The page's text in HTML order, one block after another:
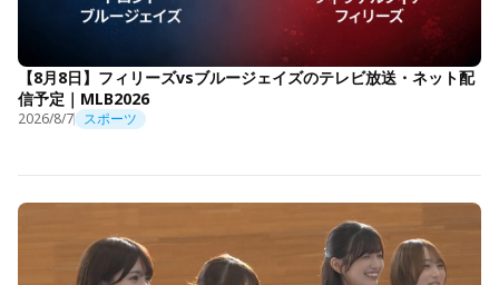
【8月8日】フィリーズvsブルージェイズのテレビ放送・ネット配
信予定｜MLB2026
2026/8/7 スポーツ